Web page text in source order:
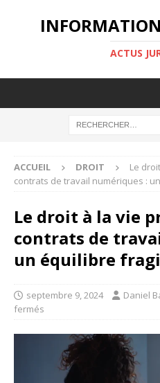
ACTUS
ACCUEIL DROIT
Le
contrats de travail numériques :
Le droit à la vie
contrats de
un équilibre
septembre 9, 2024 Daniel
fermés